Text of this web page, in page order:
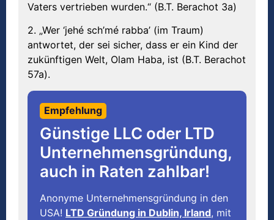
Vaters vertrieben wurden.“ (B.T. Berachot 3a)
2. „Wer ‘jehé sch’mé rabba’ (im Traum)
antwortet, der sei sicher, dass er ein Kind der
zukünftigen Welt, Olam Haba, ist (B.T. Berachot
57a).
Empfehlung
Günstige LLC oder LTD
Unternehmensgründung,
auch in Raten zahlbar!
Anonyme Unternehmensgründung in den
USA! LTD Gründung in Dublin, Irland, mit